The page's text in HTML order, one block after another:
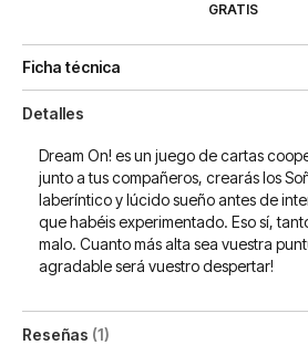
GRATIS
Ficha técnica
Detalles
Dream On! es un juego de cartas
junto a tus compañeros, crearás los
laberíntico y lúcido sueño antes de
que habéis experimentado. Eso sí,
malo. Cuanto más alta sea vuestra
agradable será vuestro despertar!
Reseñas 1